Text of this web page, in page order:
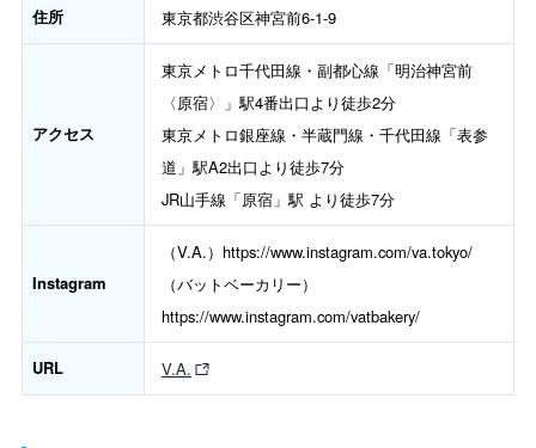
住所 東京都渋谷区神宮前6-1-9
アクセス
東京メトロ千代田線・副都心線「明治神宮前
〈原宿〉」駅4番出口より徒歩2分
東京メトロ銀座線・半蔵門線・千代田線「表参
道」駅A2出口より徒歩7分
JR山手線「原宿」駅 より徒歩7分
Instagram
（V.A.）https://www.instagram.com/va.tokyo/
（バットベーカリー）
https://www.instagram.com/vatbakery/
URL V.A.